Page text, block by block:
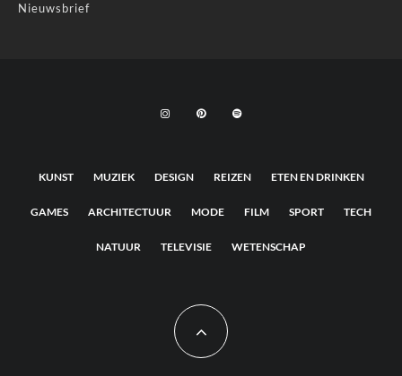
Nieuwsbrief
KUNST MUZIEK DESIGN REIZEN ETEN EN DRINKEN
GAMES ARCHITECTUUR MODE FILM SPORT TECH
NATUUR TELEVISIE WETENSCHAP